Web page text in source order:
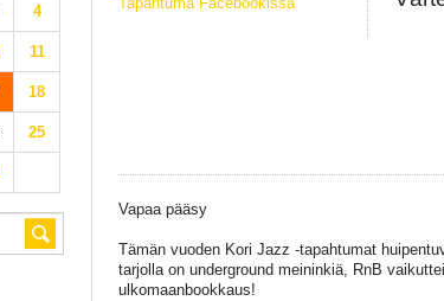
Vapaa pääsy
Tämän vuoden Kori Jazz -tapahtumat
tarjolla on underground meininkiä, RnB
ulkomaanbookkaus!
4
11
18
25